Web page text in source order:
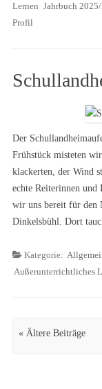
Lernen Jahrbuch
Profil
Der
Frühstück misteten
klackerten, der Wind
echte Reiterinnen und
wir uns bereit für den
Dinkelsbühl. Dort
Kategorie:
Außerunterrichtliches
Artikel Navigation
« Ältere Beiträge